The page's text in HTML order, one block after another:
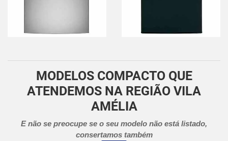
MODELOS COMPACTO QUE
ATENDEMOS NA REGIÃO VILA
AMÉLIA
E não se preocupe se o seu modelo não está listado,
consertamos também